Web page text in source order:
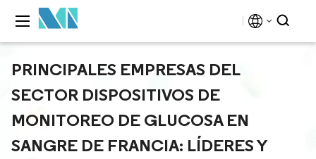
PRINCIPALES EMPRESAS DEL
SECTOR DISPOSITIVOS DE
MONITOREO DE GLUCOSA EN
SANGRE DE FRANCIA: LÍDERES Y